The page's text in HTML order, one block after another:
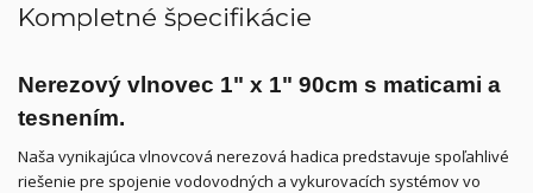
Kompletné špecifikácie
Nerezový vlnovec 1" x 1" 90cm s maticami a
tesnením.
Naša vynikajúca vlnovcová nerezová hadica predstavuje spoľahlivé
riešenie pre spojenie vodovodných a vykurovacích systémov vo